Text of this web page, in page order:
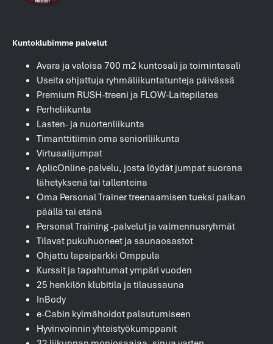
Kuntoklubimme palvelut
Avara ja valoisa 700 m2 kuntosali ja toimintasali
Useita ohjattuja ryhmäliikuntatunteja päivässä
Premium RUSH-treeni ja FLOW-Laitepilates
Perheliikunta
Lasten- ja nuortenliikunta
Timanttitiimin oma senioriliikunta
Virtuaalijumpat
AplicOnline-palvelu, josta löydät jumpat suorana
lähetyksenä tai tallenteina
Oma Personal Trainer treenaamisen tueksi paikan
päällä tai etänä
Personal Training -palvelut ja valmennusryhmät
Tilavat pukuhuoneet ja saunaosastot
Ohjattu lapsiparkki Omppula
Kurssit ja tapahtumat ympäri vuoden
25 henkilön klubitila ja tilaussauna
InBody
e-Cabin kylmähoidot palautumiseen
Hyvinvoinnin yhteistyökumppanit